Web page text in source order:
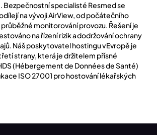
Bezpečnostní specialisté Resmed se
na vývoji AirView, od počátečního
průběžné monitorování provozu. Řešení je
na řízení rizik a dodržování ochrany
Náš poskytovatel hostingu v Evropě je
strany, která je držitelem přísné
(Hébergement de Données de Santé)
ISO 27001 pro hostování lékařských